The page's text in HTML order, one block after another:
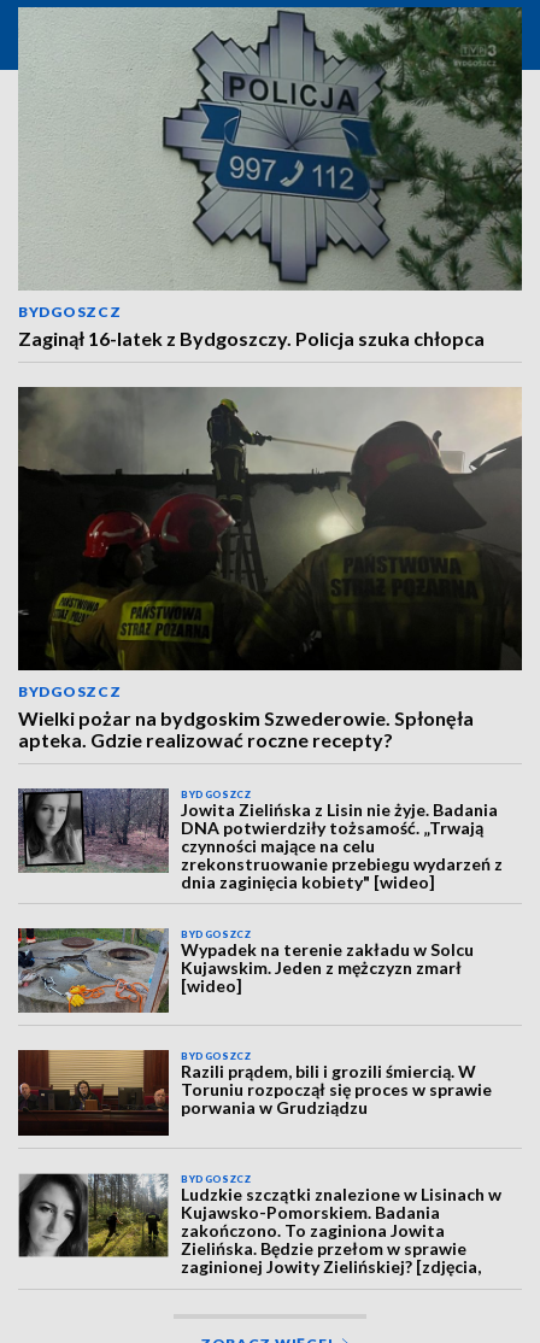
BYDGOSZCZ
Zaginął 16-latek z Bydgoszczy. Policja szuka chłopca
BYDGOSZCZ
Wielki pożar na bydgoskim Szwederowie. Spłonęła
apteka. Gdzie realizować roczne recepty?
BYDGOSZCZ
Jowita Zielińska z Lisin nie żyje. Badania
DNA potwierdziły tożsamość. „Trwają
czynności mające na celu
zrekonstruowanie przebiegu wydarzeń z
dnia zaginięcia kobiety" [wideo]
BYDGOSZCZ
Wypadek na terenie zakładu w Solcu
Kujawskim. Jeden z mężczyzn zmarł
[wideo]
BYDGOSZCZ
Razili prądem, bili i grozili śmiercią. W
Toruniu rozpoczął się proces w sprawie
porwania w Grudziądzu
BYDGOSZCZ
Ludzkie szczątki znalezione w Lisinach w
Kujawsko-Pomorskiem. Badania
zakończono. To zaginiona Jowita
Zielińska. Będzie przełom w sprawie
zaginionej Jowity Zielińskiej? [zdjęcia,
wideo, aktualizacja]